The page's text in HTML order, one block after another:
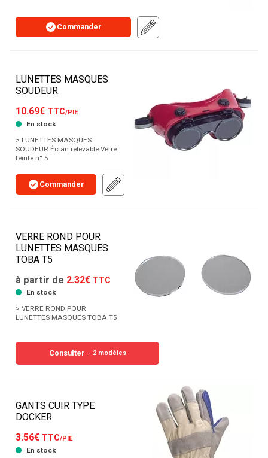
Commander
LUNETTES MASQUES
SOUDEUR
10.69€ TTC/PIE
En stock
> LUNETTES MASQUES
SOUDEUR Écran relevable Verre
teinté n° 5
Commander
VERRE ROND POUR
LUNETTES MASQUES
TOBA T5
à partir de 2.32€ TTC
En stock
> VERRE ROND POUR
LUNETTES MASQUES TOBA T5
Consulter - 2 modèles
GANTS CUIR TYPE
DOCKER
3.56€ TTC/PIE
En stock